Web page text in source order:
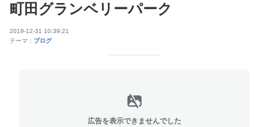
町田グランベリーパーク
2019-12-31 10:39:21
テーマ： ブログ
広告を表示できませんでした